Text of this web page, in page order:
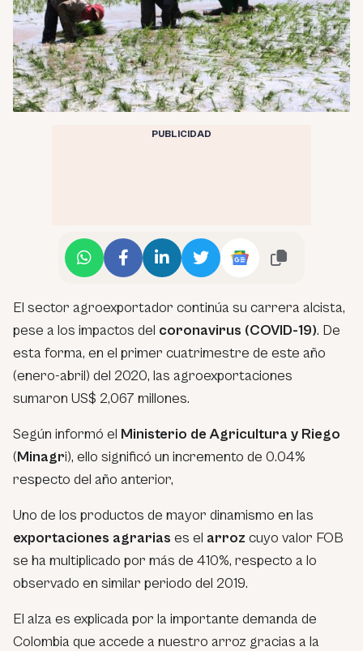
PUBLICIDAD
El sector agroexportador continúa su carrera alcista,
pese a los impactos del coronavirus (COVID-19). De
esta forma, en el primer cuatrimestre de este año
(enero-abril) del 2020, las agroexportaciones
sumaron US$ 2,067 millones.
Según informó el Ministerio de Agricultura y Riego
(Minagri), ello significó un incremento de 0.04%
respecto del año anterior,
Uno de los productos de mayor dinamismo en las
exportaciones agrarias es el arroz cuyo valor FOB
se ha multiplicado por más de 410%, respecto a lo
observado en similar periodo del 2019.
El alza es explicada por la importante demanda de
Colombia que accede a nuestro arroz gracias a la